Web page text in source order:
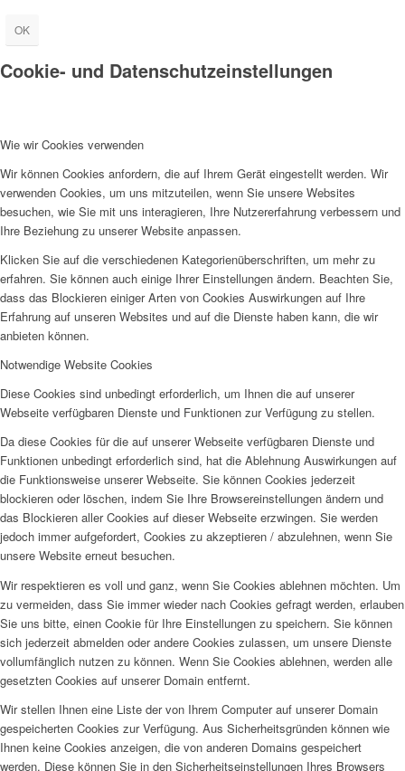
OK
Cookie- und Datenschutzeinstellungen
Wie wir Cookies verwenden
Wir können Cookies anfordern, die auf Ihrem Gerät eingestellt werden. Wir
verwenden Cookies, um uns mitzuteilen, wenn Sie unsere Websites
besuchen, wie Sie mit uns interagieren, Ihre Nutzererfahrung verbessern und
Ihre Beziehung zu unserer Website anpassen.
Klicken Sie auf die verschiedenen Kategorienüberschriften, um mehr zu
erfahren. Sie können auch einige Ihrer Einstellungen ändern. Beachten Sie,
dass das Blockieren einiger Arten von Cookies Auswirkungen auf Ihre
Erfahrung auf unseren Websites und auf die Dienste haben kann, die wir
anbieten können.
Notwendige Website Cookies
Diese Cookies sind unbedingt erforderlich, um Ihnen die auf unserer
Webseite verfügbaren Dienste und Funktionen zur Verfügung zu stellen.
Da diese Cookies für die auf unserer Webseite verfügbaren Dienste und
Funktionen unbedingt erforderlich sind, hat die Ablehnung Auswirkungen auf
die Funktionsweise unserer Webseite. Sie können Cookies jederzeit
blockieren oder löschen, indem Sie Ihre Browsereinstellungen ändern und
das Blockieren aller Cookies auf dieser Webseite erzwingen. Sie werden
jedoch immer aufgefordert, Cookies zu akzeptieren / abzulehnen, wenn Sie
unsere Website erneut besuchen.
Wir respektieren es voll und ganz, wenn Sie Cookies ablehnen möchten. Um
zu vermeiden, dass Sie immer wieder nach Cookies gefragt werden, erlauben
Sie uns bitte, einen Cookie für Ihre Einstellungen zu speichern. Sie können
sich jederzeit abmelden oder andere Cookies zulassen, um unsere Dienste
vollumfänglich nutzen zu können. Wenn Sie Cookies ablehnen, werden alle
gesetzten Cookies auf unserer Domain entfernt.
Wir stellen Ihnen eine Liste der von Ihrem Computer auf unserer Domain
gespeicherten Cookies zur Verfügung. Aus Sicherheitsgründen können wie
Ihnen keine Cookies anzeigen, die von anderen Domains gespeichert
werden. Diese können Sie in den Sicherheitseinstellungen Ihres Browsers